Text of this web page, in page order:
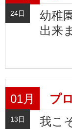
24日
幼稚
出来
01月 プ
13日
我こ